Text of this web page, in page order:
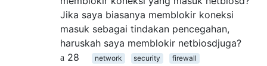
Jika saya biasanya memblokir koneksi
masuk sebagai tindakan pencegahan,
haruskah saya memblokir netbiosdjuga?
28
network security firewall